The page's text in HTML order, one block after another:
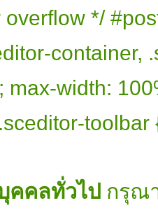
*/
container,
max-width:
คคลทั่วไป กรุณ